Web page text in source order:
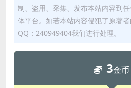
制、盗用、采集、发布本站内容到
体平台。如若本站内容侵犯了原著
QQ：240949404我们进行处理。
3金币